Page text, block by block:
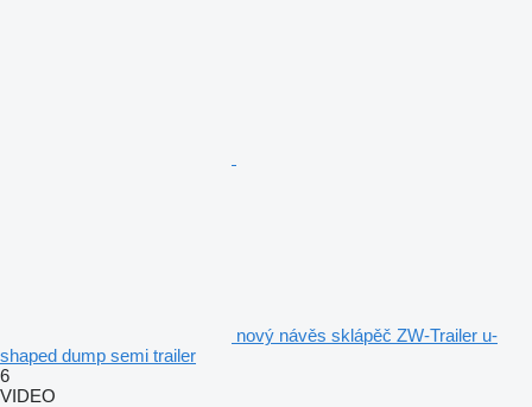
nový návěs sklápěč ZW-Trailer u-
shaped dump semi trailer
6
VIDEO